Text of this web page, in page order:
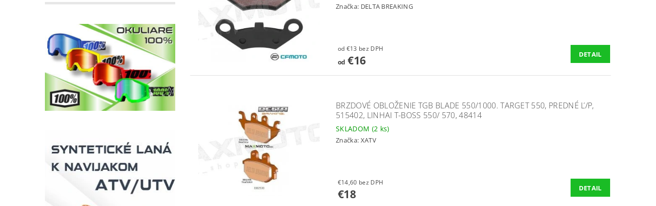
Značka: DELTA BREAKING
od €13 bez DPH
od€16 DETAIL
BRZDOVÉ OBLOŽENIE TGB BLADE 550/1000. TARGET 550, PREDNÉ Ľ/P,
515402, LINHAI T-BOSS 550/ 570, 48414
SKLADOM (2 ks)
Značka: XATV
€14,60 bez DPH
€18 DETAIL